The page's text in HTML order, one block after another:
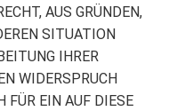
AUS GRÜNDEN,
SITUATION
IHRER
WIDERSPRUCH
FÜR EIN AUF DIESE